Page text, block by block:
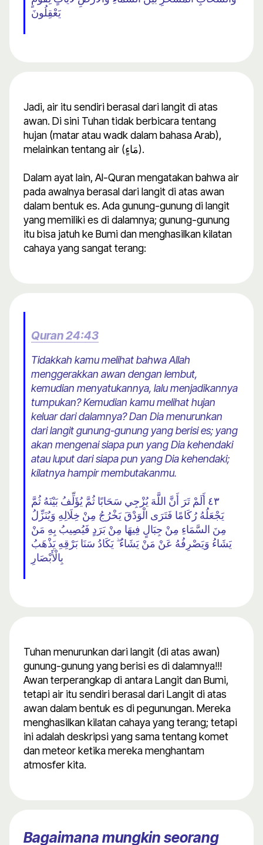
يَعْقِلُونَ
Jadi, air itu sendiri berasal dari langit di atas
awan. Di sini Tuhan tidak berbicara tentang
hujan (matar atau wadk dalam bahasa Arab),
melainkan tentang air (مَاءٍ).
Dalam ayat lain, Al-Quran mengatakan bahwa air
pada awalnya berasal dari langit di atas awan
dalam bentuk es. Ada gunung-gunung di langit
yang memiliki es di dalamnya; gunung-gunung
itu bisa jatuh ke Bumi dan menghasilkan kilatan
cahaya yang sangat terang:
Quran 24:43
Tidakkah kamu melihat bahwa Allah
menggerakkan awan dengan lembut,
kemudian menyatukannya, lalu menjadikannya
tumpukan? Kemudian kamu melihat hujan
keluar dari dalamnya? Dan Dia menurunkan
dari langit gunung-gunung yang berisi es; yang
akan mengenai siapa pun yang Dia kehendaki
atau luput dari siapa pun yang Dia kehendaki;
kilatnya hampir membutakanmu.
٤٣ أَلَمْ تَرَ أَنَّ اللَّهَ يُزْجِي سَحَابًا ثُمَّ يُؤَلِّفُ بَيْنَهُ ثُمَّ
يَجْعَلُهُ رُكَامًا فَتَرَى الْوَدْقَ يَخْرُجُ مِنْ خِلَالِهِ وَيُنَزِّلُ
مِنَ السَّمَاءِ مِنْ جِبَالٍ فِيهَا مِنْ بَرَدٍ فَيُصِيبُ بِهِ مَنْ
يَشَاءُ وَيَصْرِفُهُ عَنْ مَنْ يَشَاءُ ۖ يَكَادُ سَنَا بَرْقِهِ يَذْهَبُ
بِالْأَبْصَارِ
Tuhan menurunkan dari langit (di atas awan)
gunung-gunung yang berisi es di dalamnya!!!
Awan terperangkap di antara Langit dan Bumi,
tetapi air itu sendiri berasal dari Langit di atas
awan dalam bentuk es di pegunungan. Mereka
menghasilkan kilatan cahaya yang terang; tetapi
ini adalah deskripsi yang sama tentang komet
dan meteor ketika mereka menghantam
atmosfer kita.
Bagaimana mungkin seorang